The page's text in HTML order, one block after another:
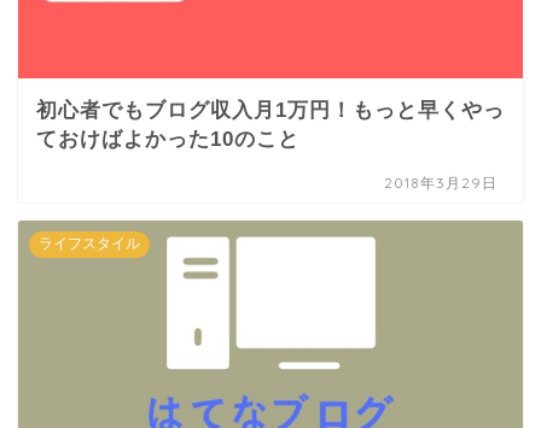
初心者でもブログ収入月1万円！もっと早くやっ
ておけばよかった10のこと
2018年3月29日
ライフスタイル